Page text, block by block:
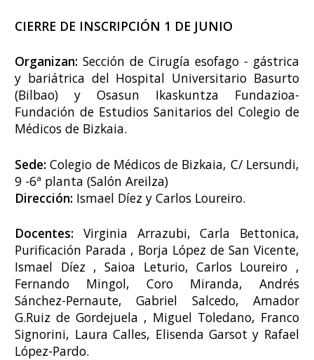
CIERRE DE INSCRIPCIÓN 1 DE JUNIO
Organizan: Sección de Cirugía esofago - gástrica
y bariátrica del Hospital Universitario Basurto
(Bilbao) y Osasun Ikaskuntza Fundazioa-
Fundación de Estudios Sanitarios del Colegio de
Médicos de Bizkaia.
Sede: Colegio de Médicos de Bizkaia, C/ Lersundi,
9 -6ª planta (Salón Areilza)
Dirección: Ismael Díez y Carlos Loureiro.
Docentes: Virginia Arrazubi, Carla Bettonica,
Purificación Parada , Borja López de San Vicente,
Ismael Díez , Saioa Leturio, Carlos Loureiro ,
Fernando Mingol, Coro Miranda, Andrés
Sánchez-Pernaute, Gabriel Salcedo, Amador
G.Ruiz de Gordejuela , Miguel Toledano, Franco
Signorini, Laura Calles, Elisenda Garsot y Rafael
López-Pardo.